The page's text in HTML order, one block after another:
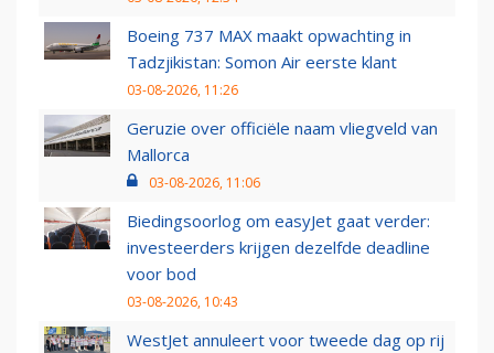
Boeing 737 MAX maakt opwachting in
Tadzjikistan: Somon Air eerste klant
03-08-2026, 11:26
Geruzie over officiële naam vliegveld van
Mallorca
03-08-2026, 11:06
Biedingsoorlog om easyJet gaat verder:
investeerders krijgen dezelfde deadline
voor bod
03-08-2026, 10:43
WestJet annuleert voor tweede dag op rij